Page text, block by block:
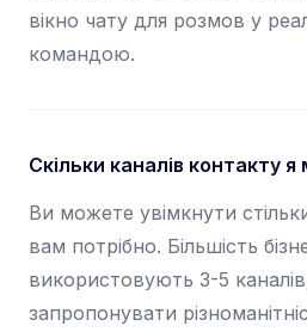
вікно чату для розмов у
командою.
Скільки каналів контакту
Ви можете увімкнути
вам потрібно. Більшість
використовують 3-5
запропонувати